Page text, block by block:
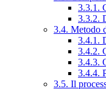
3.3.1.
3.3.2.
3.4. Metodo
3.4.1.
3.4.2.
3.4.3.
3.4.4.
3.5. Il